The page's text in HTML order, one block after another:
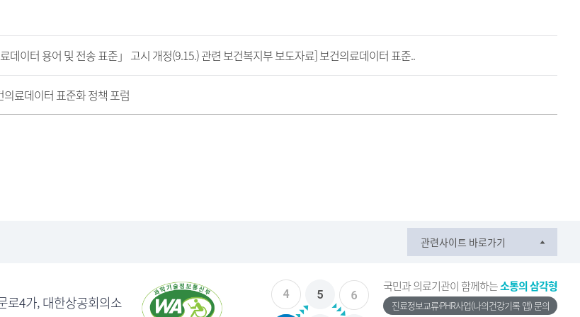
데이터 용어 및 전송 표준」 고시 개정(9.15.) 관련 보건복지부 보도자료] 보건의료데이터 표준..
의료데이터 표준화 정책 포럼
관련사이트 바로가기
로4가, 대한상공회의소
국민과 의료기관이 함께하는소통의 삼각형
진료정보교류·PHR사업(나의건강기록 앱) 문의